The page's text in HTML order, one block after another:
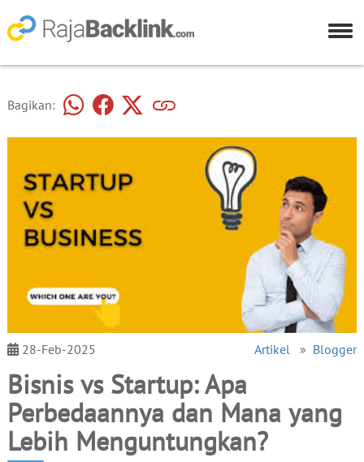
Bagikan:
28-Feb-2025 Artikel » Blogger
Bisnis vs Startup: Apa
Perbedaannya dan Mana yang
Lebih Menguntungkan?